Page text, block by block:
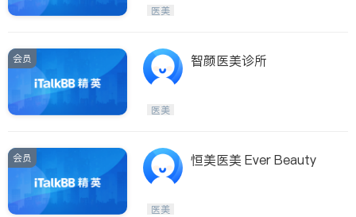
医美
会员 智颜医美诊所
医美
会员 恒美医美 Ever Beauty
医美